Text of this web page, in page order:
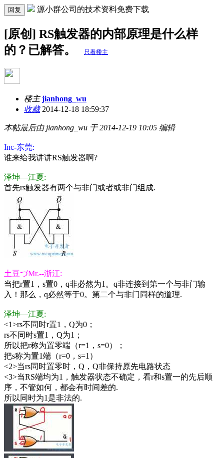
回复 源小群公司的技术资料免费下载
[原创] RS触发器的内部原理是什么样
的？已解答。
只看楼主
楼主 jianhong_wu
收藏2014-12-18 18:59:37
本帖最后由 jianhong_wu 于 2014-12-19 10:05 编辑
Inc-东莞:
谁来给我讲讲RS触发器啊?
泽坤—江夏:
首先rs触发器有两个与非门或者或非门组成.
土豆づMr.--浙江:
当把r置1，s置0，q非必然为1。q非连接到第一个与非门输
入！那么，q必然等于0。第二个与非门同样的道理.
泽坤—江夏:
<1>rs不同时r置1，Q为0；
rs不同时s置1，Q为1；
所以把r称为置零端（r=1，s=0）；
把s称为置1端（r=0，s=1）
<2>当rs同时置零时，Q，Q非保持原先电路状态
<3>当RS端均为1，触发器状态不确定，看r和s置一的先后顺
序，不管如何，都会有时间差的.
所以同时为1是非法的.